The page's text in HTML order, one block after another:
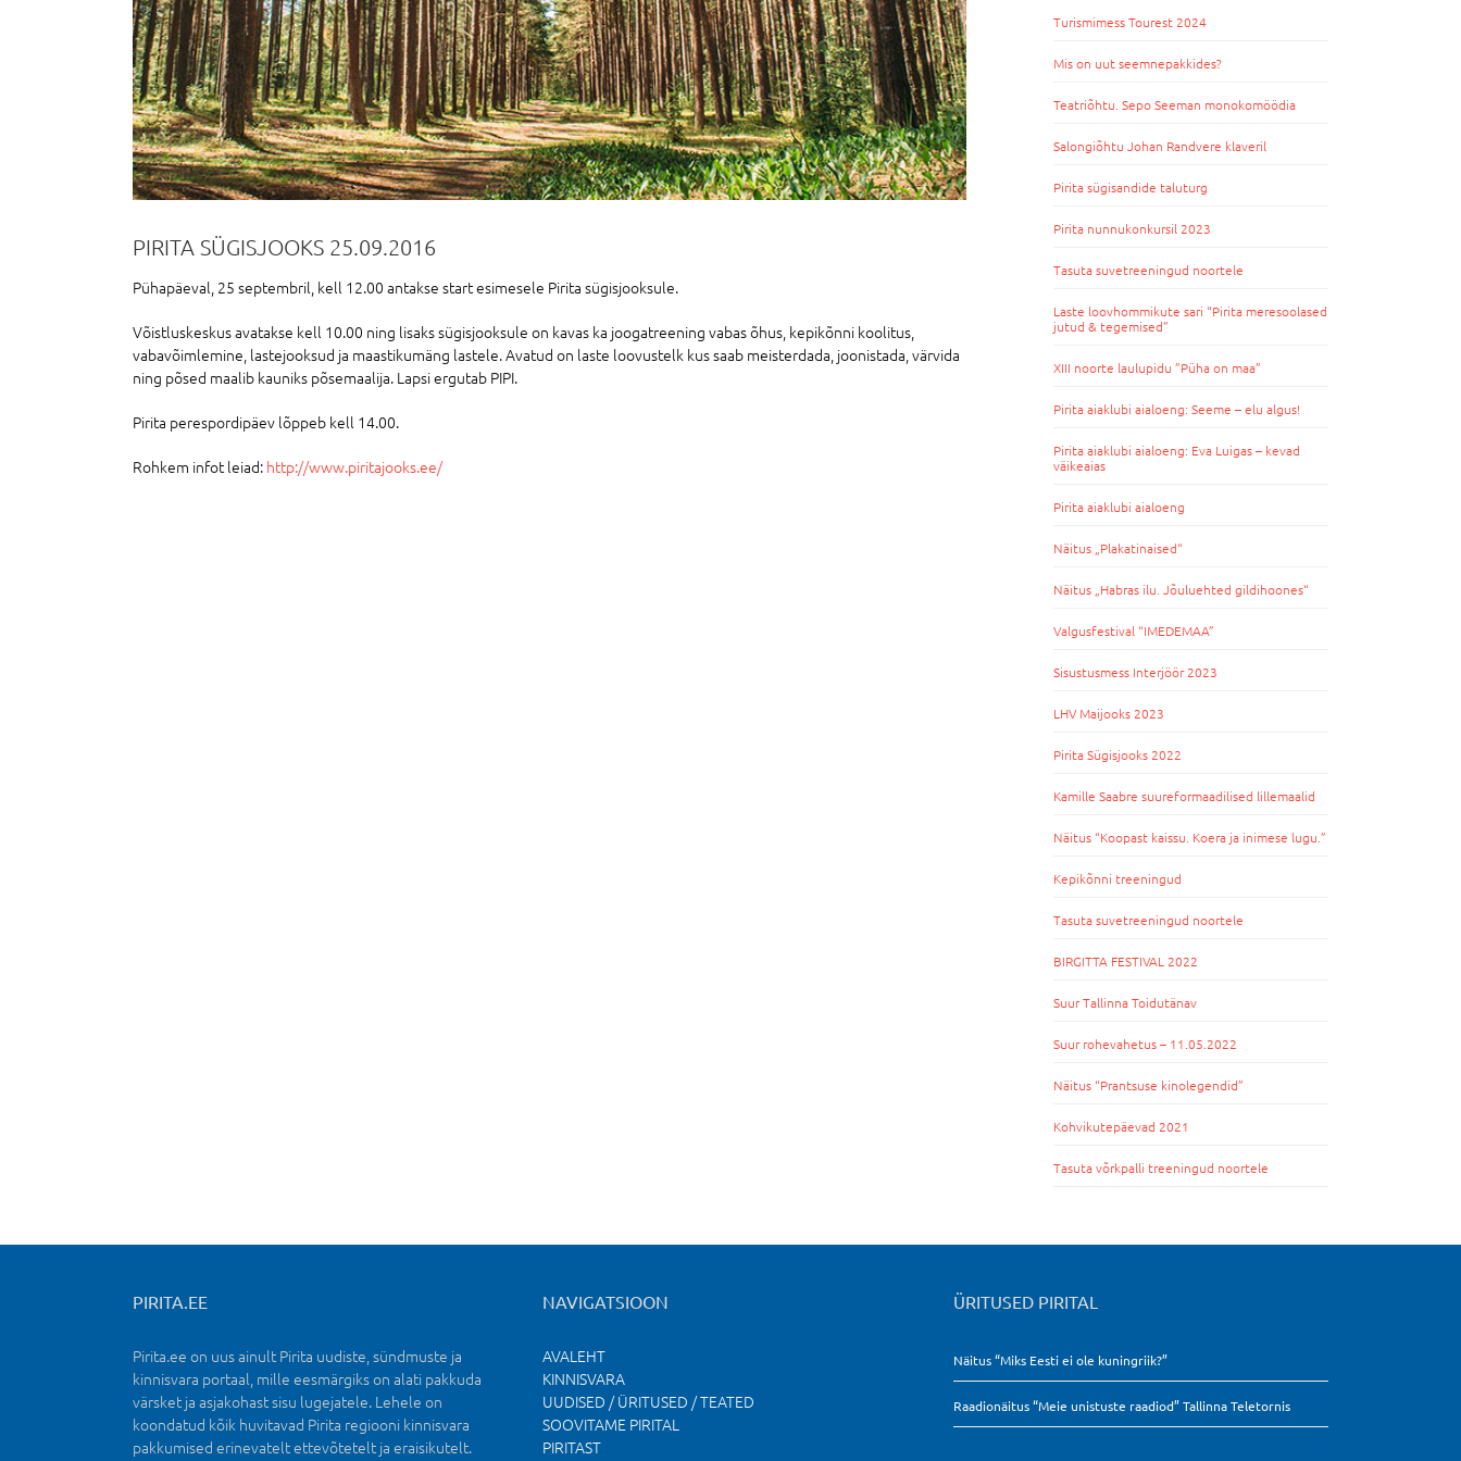
PIRITA SÜGISJOOKS 25.09.2016
Pühapäeval, 25 septembril, kell 12.00 antakse start esimesele Pirita sügisjooksule.
Võistluskeskus avatakse kell 10.00 ning lisaks sügisjooksule on kavas ka joogatreening vabas õhus, kepikõnni koolitus,
vabavõimlemine, lastejooksud ja maastikumäng lastele. Avatud on laste loovustelk kus saab meisterdada, joonistada, värvida
ning põsed maalib kauniks põsemaalija. Lapsi ergutab PIPI.
Pirita perespordipäev lõppeb kell 14.00.
Rohkem infot leiad: http://www.piritajooks.ee/
Turismimess Tourest 2024
Mis on uut seemnepakkides?
Teatriõhtu. Sepo Seeman monokomöödia
Salongiõhtu Johan Randvere klaveril
Pirita sügisandide taluturg
Pirita nunnukonkursil 2023
Tasuta suvetreeningud noortele
Laste loovhommikute sari “Pirita meresoolased
jutud & tegemised”
XIII noorte laulupidu ”Püha on maa”
Pirita aiaklubi aialoeng: Seeme – elu algus!
Pirita aiaklubi aialoeng: Eva Luigas – kevad
väikeaias
Pirita aiaklubi aialoeng
Näitus „Plakatinaised“
Näitus „Habras ilu. Jõuluehted gildihoones“
Valgusfestival “IMEDEMAA”
Sisustusmess Interjöör 2023
LHV Maijooks 2023
Pirita Sügisjooks 2022
Kamille Saabre suureformaadilised lillemaalid
Näitus “Koopast kaissu. Koera ja inimese lugu.”
Kepikõnni treeningud
Tasuta suvetreeningud noortele
BIRGITTA FESTIVAL 2022
Suur Tallinna Toidutänav
Suur rohevahetus – 11.05.2022
Näitus “Prantsuse kinolegendid”
Kohvikutepäevad 2021
Tasuta võrkpalli treeningud noortele
PIRITA.EE
Pirita.ee on uus ainult Pirita uudiste, sündmuste ja
kinnisvara portaal, mille eesmärgiks on alati pakkuda
värsket ja asjakohast sisu lugejatele. Lehele on
koondatud kõik huvitavad Pirita regiooni kinnisvara
pakkumised erinevatelt ettevõtetelt ja eraisikutelt.
NAVIGATSIOON
AVALEHT
KINNISVARA
UUDISED / ÜRITUSED / TEATED
SOOVITAME PIRITAL
PIRITAST
ÜRITUSED PIRITAL
Näitus “Miks Eesti ei ole kuningriik?”
Raadionäitus “Meie unistuste raadiod” Tallinna Teletornis